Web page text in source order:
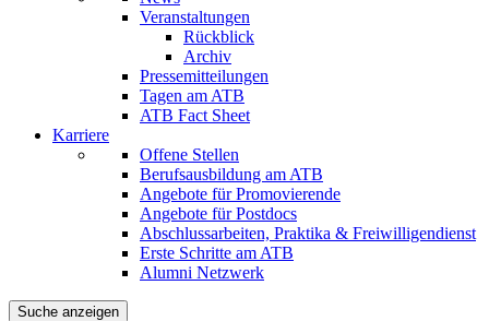
Veranstaltungen
Rückblick
Archiv
Pressemitteilungen
Tagen am ATB
ATB Fact Sheet
Karriere
Offene Stellen
Berufsausbildung am ATB
Angebote für Promovierende
Angebote für Postdocs
Abschlussarbeiten, Praktika & Freiwilligendienst
Erste Schritte am ATB
Alumni Netzwerk
Suche anzeigen